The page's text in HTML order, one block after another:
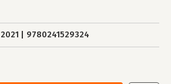
2021 9780241529324